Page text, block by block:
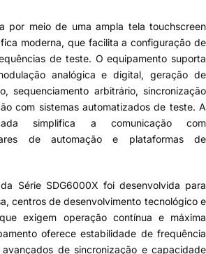
por meio de uma ampla tela touchscreen
moderna, que facilita a configuração de
de teste. O equipamento suporta
analógica e digital, geração de
sequenciamento arbitrário, sincronização
com sistemas automatizados de teste. A
simplifica a comunicação com
de automação e plataformas de
Série SDG6000X foi desenvolvida para
centros de desenvolvimento tecnológico e
exigem operação contínua e máxima
oferece estabilidade de frequência
de sincronização e capacidade